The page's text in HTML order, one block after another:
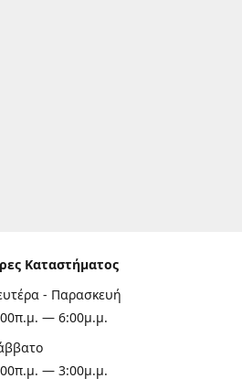
Καταστήματος
- Παρασκευή
— 6:00μ.μ.
— 3:00μ.μ.